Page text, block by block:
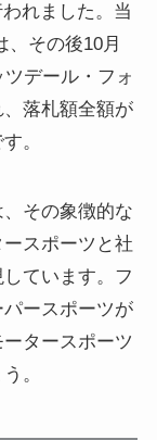
れました。当
その後10月
デール・フォ
落札額全額が
。
その象徴的な
スポーツと社
ています。フ
ースポーツが
タースポーツ
。